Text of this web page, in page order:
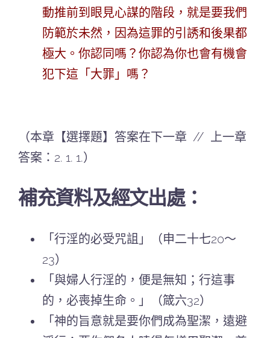
動推前到眼見心謀的階段，就是要我們
防範於未然，因為這罪的引誘和後果都
極大。你認同嗎？你認為你也會有機會
犯下這「大罪」嗎？
（本章【選擇題】答案在下一章 // 上一章
答案：2. 1. 1.）
補充資料及經文出處：
「行淫的必受咒詛」（申二十七20～
23）
「與婦人行淫的，便是無知；行這事
的，必喪掉生命。」（箴六32）
「神的旨意就是要你們成為聖潔，遠避